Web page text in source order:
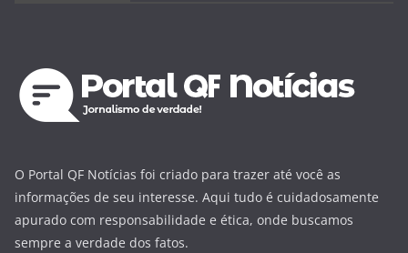
O Portal QF Notícias foi criado para trazer até você as
informações de seu interesse. Aqui tudo é cuidadosamente
apurado com responsabilidade e ética, onde buscamos
sempre a verdade dos fatos.